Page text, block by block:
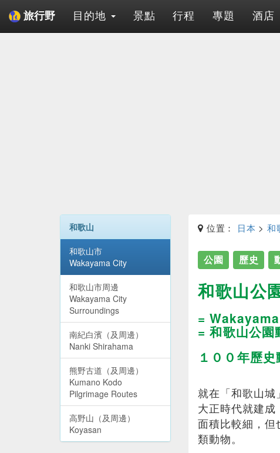
旅行野 目的地 景點 行程 專題 酒店
和歌山
和歌山市
Wakayama City
和歌山市周邊
Wakayama City
Surroundings
南紀白濱（及周邊）
Nanki Shirahama
熊野古道（及周邊）
Kumano Kodo
Pilgrimage Routes
高野山（及周邊）
Koyasan
位置： 日本 > 和
公園 歷史
和歌山公
=
= 和歌山公園
１００年歷史
就在「和歌山城
大正時代就建成
面積比較細，但
類動物。